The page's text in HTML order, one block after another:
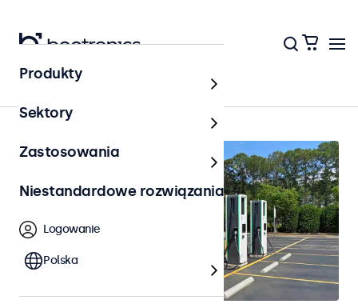
Strona główna
Produkty
Sektory
Zastosowania
Niestandardowe rozwiązania
Logowanie
Polska